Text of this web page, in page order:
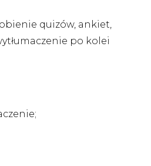
quizów, ankiet,
po kolei